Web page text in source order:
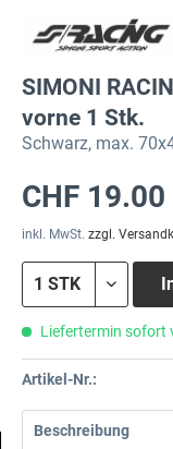
SIMONI
vorne 1 Stk.
Schwarz, max.
CHF
inkl. MwSt. zzgl.
Liefertermin sofort
Artikel-Nr.:
Beschreibung